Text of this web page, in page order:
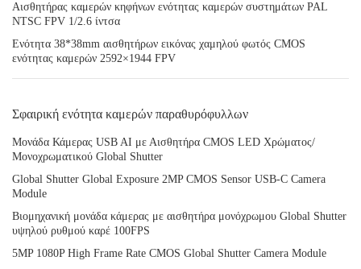
Αισθητήρας καμερών κηφήνων ενότητας καμερών συστημάτων PAL
NTSC FPV 1/2.6 ίντσα
Ενότητα 38*38mm αισθητήρων εικόνας χαμηλού φωτός CMOS
ενότητας καμερών 2592×1944 FPV
Σφαιρική ενότητα καμερών παραθυρόφυλλων
Μονάδα Κάμερας USB AI με Αισθητήρα CMOS LED Χρώματος/
Μονοχρωματικού Global Shutter
Global Shutter Global Exposure 2MP CMOS Sensor USB-C Camera
Module
Βιομηχανική μονάδα κάμερας με αισθητήρα μονόχρωμου Global Shutter
υψηλού ρυθμού καρέ 100FPS
5MP 1080P High Frame Rate CMOS Global Shutter Camera Module